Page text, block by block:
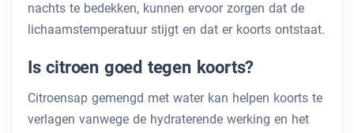
nachts te bedekken, kunnen ervoor zorgen dat de
lichaamstemperatuur stijgt en dat er koorts ontstaat.
Is citroen goed tegen koorts?
Citroensap gemengd met water kan helpen koorts te
verlagen vanwege de hydraterende werking en het